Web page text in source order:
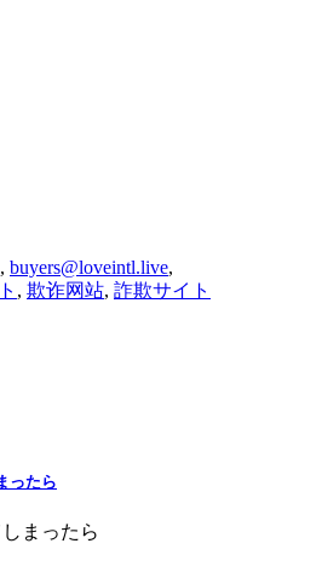
, buyers@loveintl.live,
, 欺诈网站, 詐欺サイト
ったら
まったら